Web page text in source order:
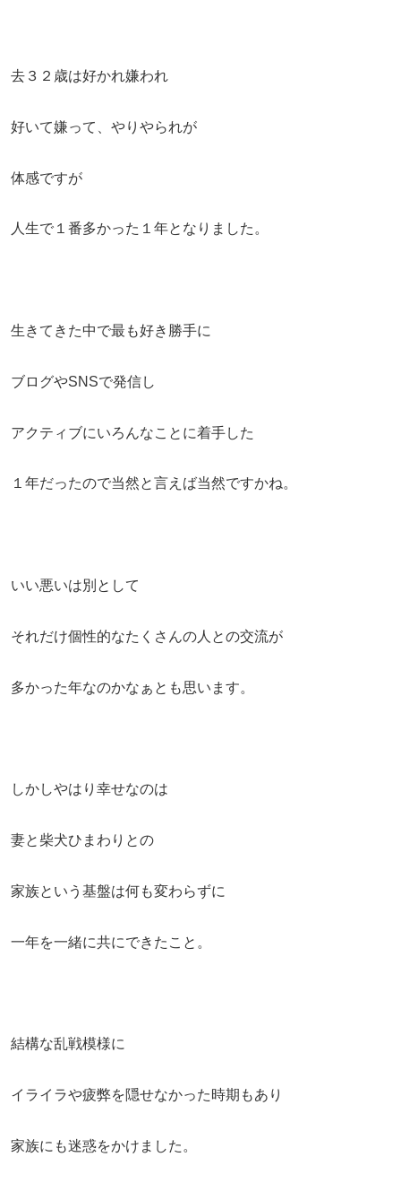
去３２歳は好かれ嫌われ
好いて嫌って、やりやられが
体感ですが
人生で１番多かった１年となりました。
生きてきた中で最も好き勝手に
ブログやSNSで発信し
アクティブにいろんなことに着手した
１年だったので当然と言えば当然ですかね。
いい悪いは別として
それだけ個性的なたくさんの人との交流が
多かった年なのかなぁとも思います。
しかしやはり幸せなのは
妻と柴犬ひまわりとの
家族という基盤は何も変わらずに
一年を一緒に共にできたこと。
結構な乱戦模様に
イライラや疲弊を隠せなかった時期もあり
家族にも迷惑をかけました。